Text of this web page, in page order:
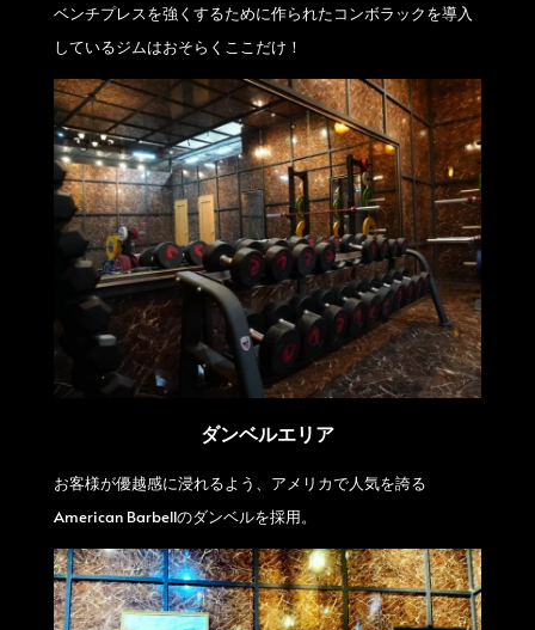
ベンチプレスを強くするために作られたコンボラックを導入
しているジムはおそらくここだけ！
ダンベルエリア
お客様が優越感に浸れるよう、アメリカで人気を誇る
American Barbellのダンベルを採用。